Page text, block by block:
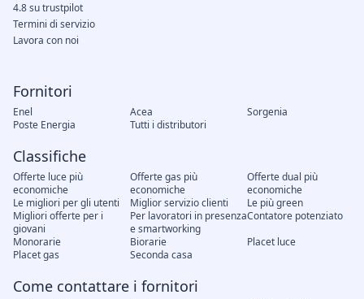
Fornitori
Enel Acea
Sorgenia
Poste Energia
Tutti i distributori
Classifiche
Offerte luce più
economiche
Offerte gas più
economiche
Offerte dual più
economiche
Le migliori per gli utenti
Miglior servizio clienti
Le più green
Migliori offerte per i
giovani
Per lavoratori in presenza
e smartworking
Contatore potenziato
Monorarie
Biorarie
Placet luce
Placet gas
Seconda casa
Come contattare i fornitori
4.8 su trustpilot
Termini di servizio
Lavora con noi